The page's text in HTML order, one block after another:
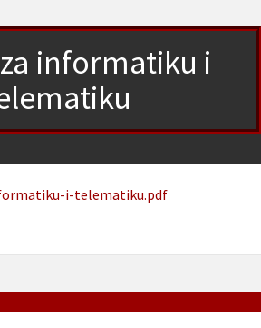
informatiku i
i-telematiku.pdf